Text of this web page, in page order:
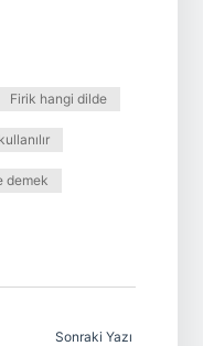
Firik hangi dilde
demek
Sonraki Yazı